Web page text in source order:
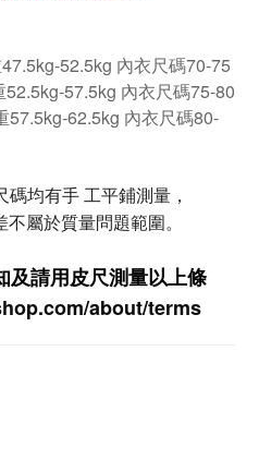
52.5kg 內衣尺碼70-75
57.5kg 內衣尺碼75-80
62.5kg 內衣尺碼80-
均有手 工平鋪測量，
屬於質量問題範圍。
及請用皮尺測量以上條
hop.com/about/terms